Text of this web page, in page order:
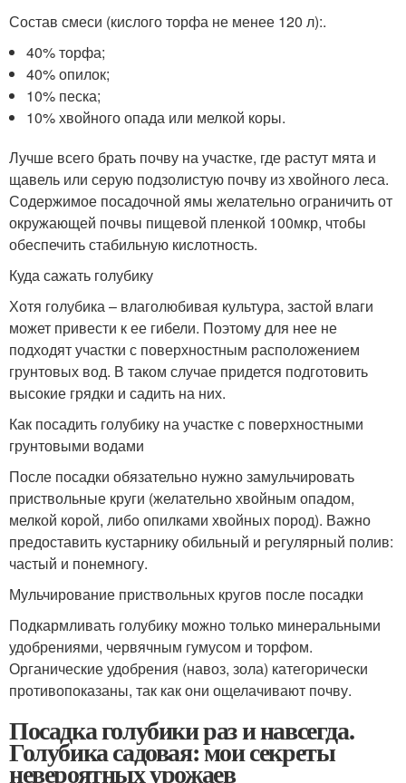
Состав смеси (кислого торфа не менее 120 л):.
40% торфа;
40% опилок;
10% песка;
10% хвойного опада или мелкой коры.
Лучше всего брать почву на участке, где растут мята и
щавель или серую подзолистую почву из хвойного леса.
Содержимое посадочной ямы желательно ограничить от
окружающей почвы пищевой пленкой 100мкр, чтобы
обеспечить стабильную кислотность.
Куда сажать голубику
Хотя голубика – влаголюбивая культура, застой влаги
может привести к ее гибели. Поэтому для нее не
подходят участки с поверхностным расположением
грунтовых вод. В таком случае придется подготовить
высокие грядки и садить на них.
Как посадить голубику на участке с поверхностными
грунтовыми водами
После посадки обязательно нужно замульчировать
приствольные круги (желательно хвойным опадом,
мелкой корой, либо опилками хвойных пород). Важно
предоставить кустарнику обильный и регулярный полив:
частый и понемногу.
Мульчирование приствольных кругов после посадки
Подкармливать голубику можно только минеральными
удобрениями, червячным гумусом и торфом.
Органические удобрения (навоз, зола) категорически
противопоказаны, так как они ощелачивают почву.
Посадка голубики раз и навсегда.
Голубика садовая: мои секреты
невероятных урожаев